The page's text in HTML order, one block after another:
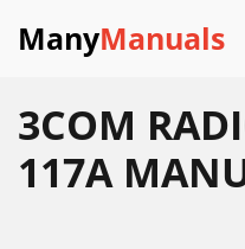
ManyManuals
3COM
117A